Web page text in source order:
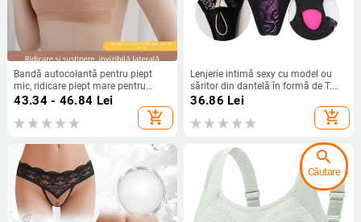
Bandă autocolantă pentru piept
mic, ridicare piept mare pentru
femei, anti-lăscere, vară, piept mic,
push-up, bandaj elastic, pânză
43.34 - 46.84 Lei
add_shopping_cart
Lenjerie intimă sexy cu model ou
săritor din dantelă în formă de T.
Trimitere în numele sursei de
aprovizionare a fabricii în numele
fabricii.
36.86 Lei
add_shopping_cart
search
Căutare